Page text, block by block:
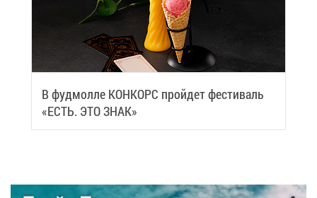
В фуд­мол­ле КОН­КОРС прой­дет фе­сти­валь
«ЕСТЬ. ЭТО ЗНАК»